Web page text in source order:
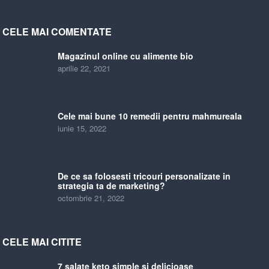
CELE MAI COMENTATE
Magazinul online cu alimente bio
aprilie 22, 2021
Cele mai bune 10 remedii pentru mahmureala
iunie 15, 2022
De ce sa folosesti tricouri personalizate in
strategia ta de marketing?
octombrie 21, 2022
CELE MAI CITITE
7 salate keto simple si delicioase